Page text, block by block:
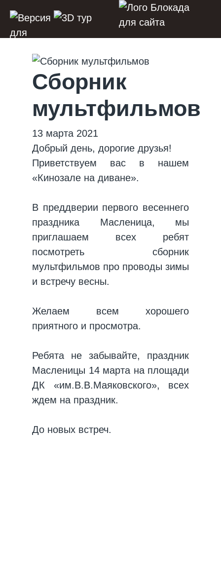
Сборник
мультфильмов
13 марта 2021
Добрый день, дорогие друзья!
Приветствуем вас в нашем
«Кинозале на диване».
В преддверии первого весеннего
праздника Масленица, мы
приглашаем всех ребят
посмотреть сборник
мультфильмов про проводы зимы
и встречу весны.
Желаем всем хорошего
приятного и просмотра.
Ребята не забывайте, праздник
Масленицы 14 марта на площади
ДК «им.В.В.Маяковского», всех
ждем на праздник.
До новых встреч.